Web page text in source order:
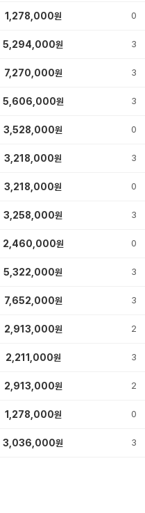
1,278,000원 0
5,294,000원 3
7,270,000원 3
5,606,000원 3
3,528,000원 0
3,218,000원 3
3,218,000원 0
3,258,000원 3
2,460,000원 0
5,322,000원 3
7,652,000원 3
2,913,000원 2
2,211,000원 3
2,913,000원 2
1,278,000원 0
3,036,000원 3